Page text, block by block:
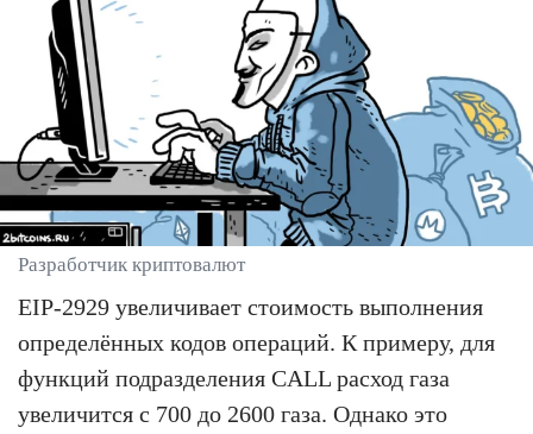
Разработчик криптовалют
EIP-2929 увеличивает стоимость выполнения
определённых кодов операций. К примеру, для
функций подразделения CALL расход газа
увеличится с 700 до 2600 газа. Однако это